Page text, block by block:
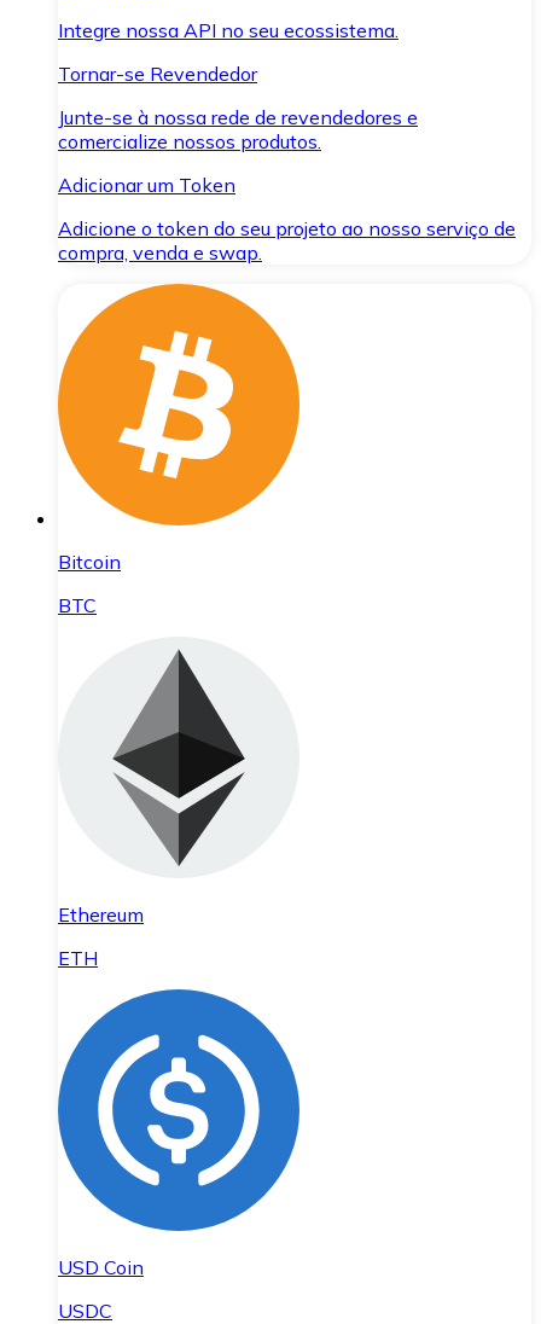
Integre nossa API no seu ecossistema.
Tornar-se Revendedor
Junte-se à nossa rede de revendedores e
comercialize nossos produtos.
Adicionar um Token
Adicione o token do seu projeto ao nosso serviço de
compra, venda e swap.
Bitcoin
BTC
Ethereum
ETH
USD Coin
USDC